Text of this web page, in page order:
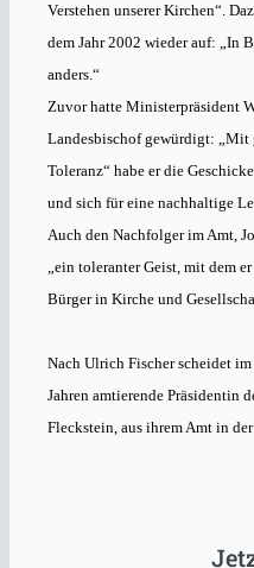
Verstehen unserer Kirchen“.
dem Jahr 2002 wieder auf: „In
anders.“
Zuvor hatte Ministerpräsident
Landesbischof gewürdigt: „Mit
Toleranz“ habe er die
und sich für eine nachhaltige
Auch den Nachfolger im Amt,
„ein toleranter Geist, mit dem
Bürger in Kirche und
Nach Ulrich Fischer scheidet
Jahren amtierende Präsidentin
Fleckstein, aus ihrem Amt in